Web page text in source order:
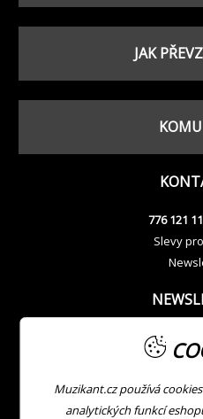
JAK
776 121
Slevy
Muzikant.cz používá
analytických funkcí